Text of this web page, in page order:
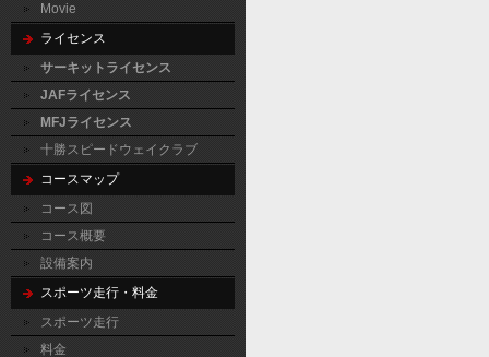
Movie
ライセンス
サーキットライセンス
JAFライセンス
MFJライセンス
十勝スピードウェイクラブ
コースマップ
コース図
コース概要
設備案内
スポーツ走行・料金
スポーツ走行
料金